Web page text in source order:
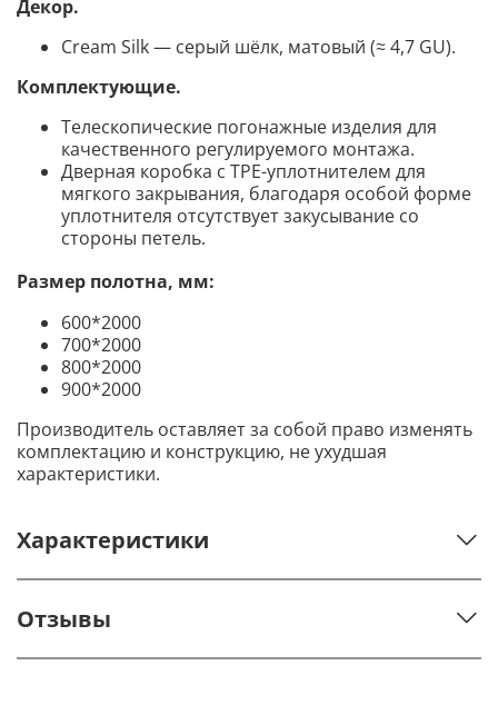
Декор.
Cream Silk — серый шёлк, матовый (≈ 4,7 GU).
Комплектующие.
Телескопические погонажные изделия для
качественного регулируемого монтажа.
Дверная коробка с TPE-уплотнителем для
мягкого закрывания, благодаря особой форме
уплотнителя отсутствует закусывание со
стороны петель.
Размер полотна, мм:
600*2000
700*2000
800*2000
900*2000
Производитель оставляет за собой право изменять
комплектацию и конструкцию, не ухудшая
характеристики.
Характеристики
Отзывы